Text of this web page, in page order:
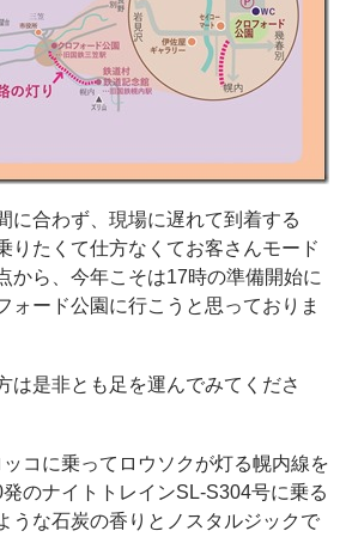
に合わず、現場に遅れて到着する
りたくて仕方なくてお客さんモード
から、今年こそは17時の準備開始に
ォード公園に行こうと思っておりま
は是非とも足を運んでみてくださ
コに乗ってロウソクが灯る幌内線を
のナイトトレインSL-S304号に乗る
うな石炭の香りとノスタルジックで